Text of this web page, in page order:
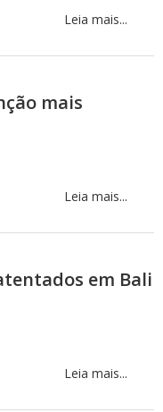
Leia mais...
mais
Leia mais...
em Bali
Leia mais...